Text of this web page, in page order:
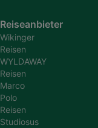
Reiseanbieter
Wikinger
Reisen
WYLDAWAY
Reisen
Marco
Polo
Reisen
Studiosus